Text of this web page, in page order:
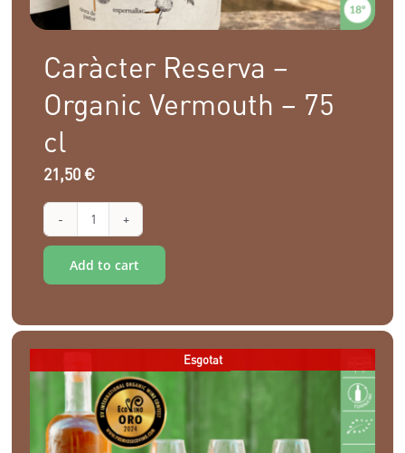
Caràcter Reserva –
Organic Vermouth – 75
cl
21,50€
Caràcter
Reserva
-
Vermouth
-
75
cl
Add to cart
Esgotat